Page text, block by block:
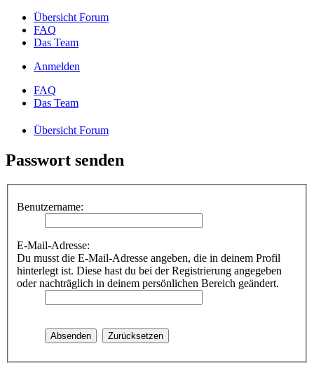
Übersicht Forum
FAQ
Das Team
Anmelden
FAQ
Das Team
Übersicht Forum
Passwort senden
Benutzername:
E-Mail-Adresse:
Du musst die E-Mail-Adresse angeben, die in deinem Profil
hinterlegt ist. Diese hast du bei der Registrierung angegeben
oder nachträglich in deinem persönlichen Bereich geändert.